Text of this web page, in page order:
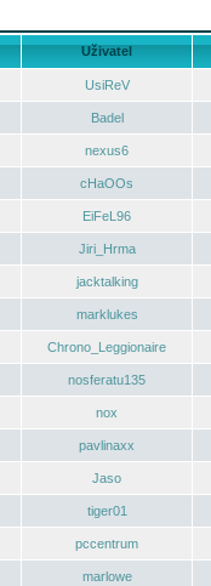
Uživatel
UsiReV
Badel
nexus6
cHaOOs
EiFeL96
Jiri_Hrma
jacktalking
marklukes
Chrono_Leggionaire
nosferatu135
nox
pavlinaxx
Jaso
tiger01
pccentrum
marlowe